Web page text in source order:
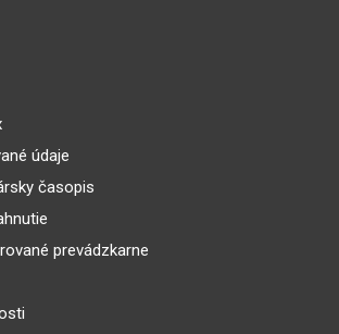
údaje
časopis
prevádzkarne